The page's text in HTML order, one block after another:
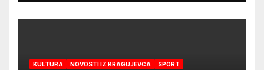
KULTURA NOVOSTI IZ KRAGUJEVCA SPORT